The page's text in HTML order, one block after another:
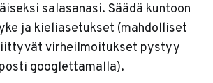
salasanasi. Säädä kuntoon
ja kieliasetukset (mahdolliset
virheilmoitukset pystyy
googlettamalla).